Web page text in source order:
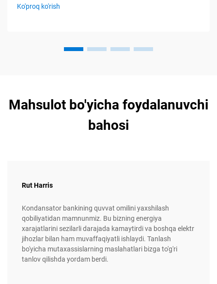
kompaniyalar elektr dvigatellarini boshqarishni ancha silliq
Ko'proq ko'rish
Mahsulot bo'yicha foydalanuvchi
bahosi
Rut Harris
Kondansator bankining quvvat omilini yaxshilash
qobiliyatidan mamnunmiz. Bu bizning energiya
xarajatlarini sezilarli darajada kamaytirdi va boshqa elektr
jihozlar bilan ham muvaffaqiyatli ishlaydi. Tanlash
bo'yicha mutaxassislarning maslahatlari bizga to'g'ri
tanlov qilishda yordam berdi.